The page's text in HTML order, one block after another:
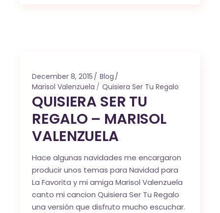
December 8, 2015
Blog
Marisol Valenzuela
Quisiera Ser Tu Regalo
QUISIERA SER TU
REGALO – MARISOL
VALENZUELA
Hace algunas navidades me encargaron
producir unos temas para Navidad para
La Favorita y mi amiga Marisol Valenzuela
canto mi cancion Quisiera Ser Tu Regalo
una versión que disfruto mucho escuchar.